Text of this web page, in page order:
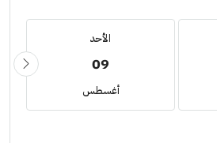
الأحد
09
أغسطس